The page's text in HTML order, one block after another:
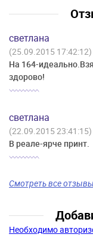
светлана
(25.09.2015 17:42:12)
На 164-
здорово!
светлана
(22.09.2015 23:41:15)
В реале-ярче принт.
Смотреть все отзывы
Необходимо